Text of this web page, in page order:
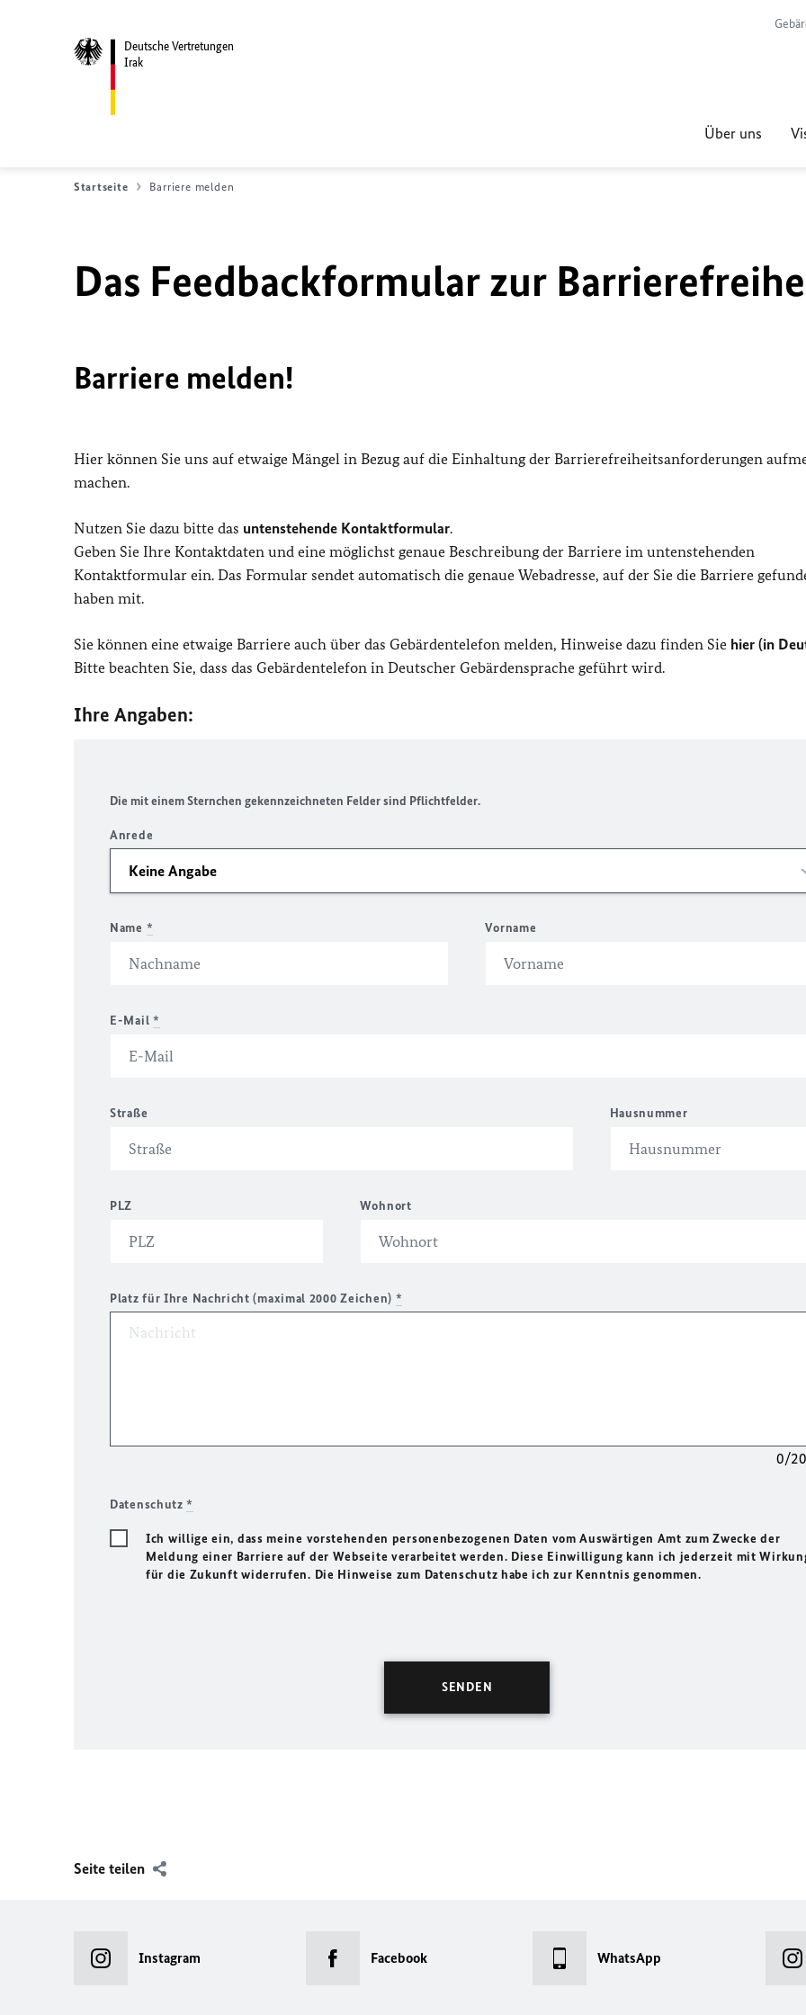
Deutsche Vertretungen
Irak
Über uns
Startseite Barriere melden
Das Feedbackformular zur
Barriere melden!
Hier können Sie uns auf etwaige Mängel in Bezug auf die Einhaltung der Barrierefreiheitsanforderungen
machen.
Nutzen Sie dazu bitte das untenstehende Kontaktformular.
Geben Sie Ihre Kontaktdaten und eine möglichst genaue Beschreibung der Barriere im untenstehenden
Kontaktformular ein. Das Formular sendet automatisch die genaue Webadresse, auf der Sie die Barriere
haben mit.
Sie können eine etwaige Barriere auch über das Gebärdentelefon melden, Hinweise dazu finden Sie hier (in
Bitte beachten Sie, dass das Gebärdentelefon in Deutscher Gebärdensprache geführt wird.
Ihre Angaben:
Die mit einem Sternchen gekennzeichneten Felder sind Pflichtfelder.
Anrede
Name * Vorname
E-Mail *
Straße Hausnummer
PLZ Wohnort
Platz für Ihre Nachricht (maximal 2000 Zeichen) *
0/
Datenschutz*
Ich willige ein, dass meine vorstehenden personenbezogenen Daten vom Auswärtigen Amt zum Zwecke der
Meldung einer Barriere auf der Webseite verarbeitet werden. Diese Einwilligung kann ich jederzeit mit
für die Zukunft widerrufen. Die Hinweise zum Datenschutz habe ich zur Kenntnis genommen.
Seite teilen
Instagram Facebook WhatsApp